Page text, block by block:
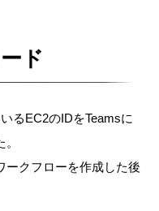
ド
るEC2のIDをTeamsに
ークフローを作成した後